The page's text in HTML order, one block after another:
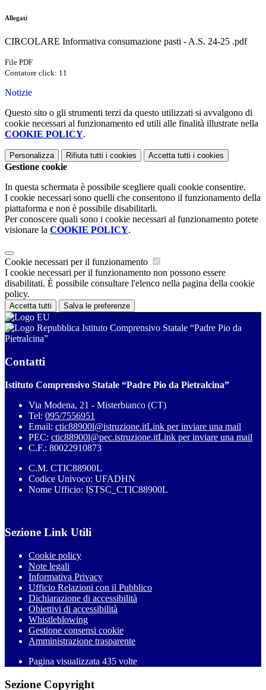
Allegati
CIRCOLARE Informativa consumazione pasti - A.S. 24-25 .pdf
File PDF
Contatore click: 11
Notizie
Questo sito o gli strumenti terzi da questo utilizzati si avvalgono di
cookie necessari al funzionamento ed utili alle finalità illustrate nella
COOKIE POLICY.
Personalizza Rifiuta tutti i cookies Accetta tutti i cookies
Gestione cookie
In questa schermata è possibile scegliere quali cookie consentire.
I cookie necessari sono quelli che consentono il funzionamento della
piattaforma e non è possibile disabilitarli.
Per conoscere quali sono i cookie necessari al funzionamento potete
visionare la COOKIE POLICY.
Cookie necessari per il funzionamento
I cookie necessari per il funzionamento non possono essere
disabilitati. È possibile consultare l'elenco nella pagina della cookie
policy.
Accetta tutti Salva le preferenze
Istituto Comprensivo Statale “Padre Pio da
Pietralcina”
Contatti
Istituto Comprensivo Statale “Padre Pio da Pietralcina”
Via Modena, 21 - Misterbianco (CT)
Tel: 095/7556951
Email: ctic88900l@istruzione.itLink per inviare una mail
PEC: ctic88900l@pec.istruzione.itLink per inviare una mail
C.F.: 80022910873
C.M. CTIC88900L
Codice Univoco: UFADHN
Nome Ufficio: ISTSC_CTIC88900L
Sezione Link Utili
Cookie policy
Note legali
Informativa Privacy
Ufficio Relazioni con il Pubblico
Dichiarazione di accessibilità
Obiettivi di accessibilità
Whistleblowing
Gestione consensi cookie
Amministrazione trasparente
Pagina visualizzata 435 volte
Sezione Copyright